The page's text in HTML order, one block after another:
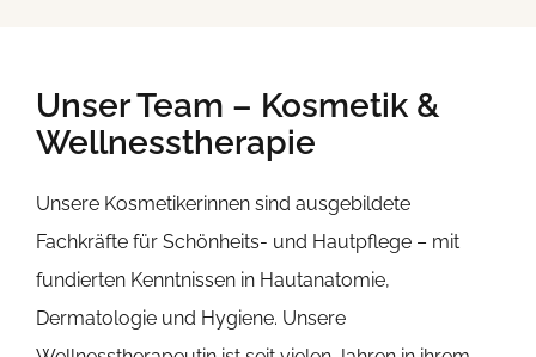
Unser Team – Kosmetik &
Wellnesstherapie
Unsere Kosmetikerinnen sind ausgebildete
Fachkräfte für Schönheits- und Hautpflege – mit
fundierten Kenntnissen in Hautanatomie,
Dermatologie und Hygiene. Unsere